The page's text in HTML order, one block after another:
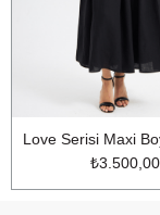
₺3.500,00